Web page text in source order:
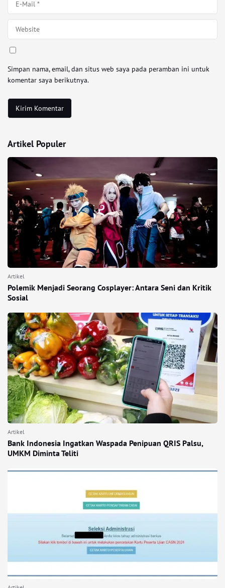
Simpan nama, email, dan situs web saya pada peramban ini untuk
komentar saya berikutnya.
Artikel Populer
Artikel
Polemik Menjadi Seorang Cosplayer: Antara Seni dan Kritik
Sosial
Artikel
Bank Indonesia Ingatkan Waspada Penipuan QRIS Palsu,
UMKM Diminta Teliti